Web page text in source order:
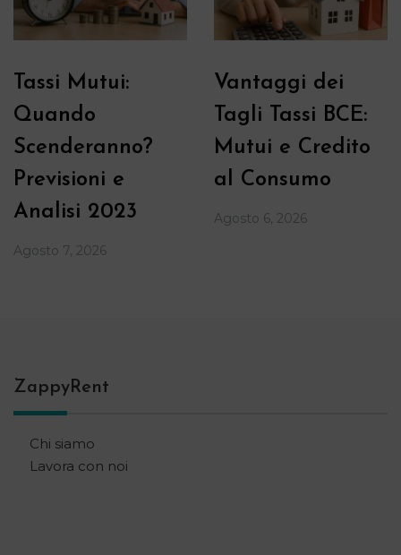
Tassi Mutui:
Quando
Scenderanno?
Previsioni e
Analisi 2023
Agosto 7, 2026
Vantaggi dei
Tagli Tassi BCE:
Mutui e Credito
al Consumo
Agosto 6, 2026
ZappyRent
Chi siamo
Lavora con noi